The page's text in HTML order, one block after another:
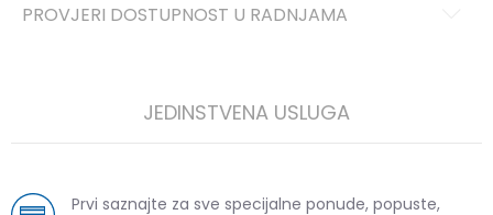
PROVJERI DOSTUPNOST U RADNJAMA
JEDINSTVENA USLUGA
Prvi saznajte za sve specijalne ponude, popuste,